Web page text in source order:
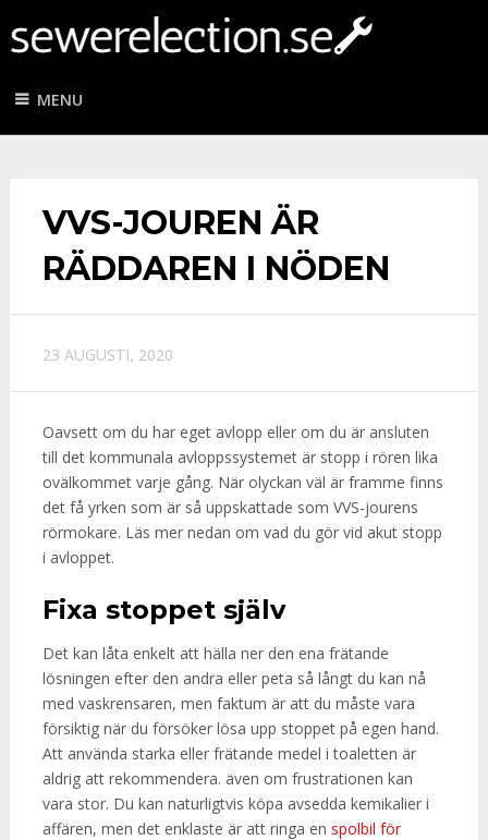
MENU
VVS-JOUREN ÄR
RÄDDAREN I NÖDEN
23 AUGUSTI, 2020
Oavsett om du har eget avlopp eller om du är ansluten
till det kommunala avloppssystemet är stopp i rören lika
ovälkommet varje gång. När olyckan väl är framme finns
det få yrken som är så uppskattade som VVS-jourens
rörmokare. Läs mer nedan om vad du gör vid akut stopp
i avloppet.
Fixa stoppet själv
Det kan låta enkelt att hälla ner den ena frätande
lösningen efter den andra eller peta så långt du kan nå
med vaskrensaren, men faktum är att du måste vara
försiktig när du försöker lösa upp stoppet på egen hand.
Att använda starka eller frätande medel i toaletten är
aldrig att rekommendera. även om frustrationen kan
vara stor. Du kan naturligtvis köpa avsedda kemikalier i
affären, men det enklaste är att ringa en spolbil för